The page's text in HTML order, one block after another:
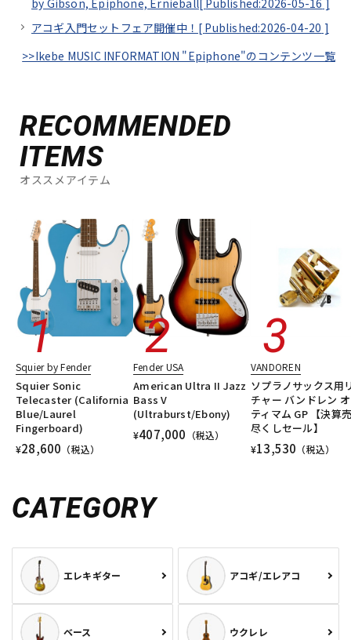
by Gibson, Epiphone, Ernieball[ Published:2026-05-16
アコギ入門セットフェア開催中！[ Published:2026-04-20 ]
>>Ikebe MUSIC INFORMATION "Epiphone"のコンテンツ一覧
RECOMMENDED
ITEMS
オススメアイテム
Squier by Fender
Squier Sonic
Telecaster (California
Blue/Laurel
Fingerboard)
¥28,600 （税込）
Fender USA
American Ultra II Jazz
Bass V
(Ultraburst/Ebony)
¥407,000 （税込）
VANDOREN
ソプラノサックス用
チャー バンドレン
ティマム GP 【決算
尽くしセール】
¥13,530 （税込）
CATEGORY
エレキギター アコギ/エレアコ
ベース ウクレレ